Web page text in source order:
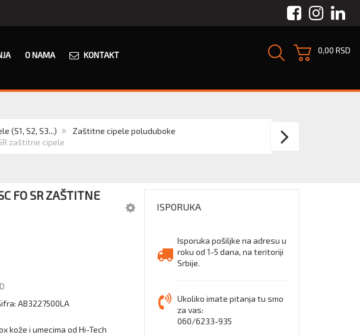
Facebook
O NAMA KONTAKT 0,00 RSD
(S1, S2, S3...)
Zaštitne cipele poluduboke
SR zaštitne cipele
49002
FO SR ZAŠTITNE
AB3227500LA
kože i umecima od Hi-Tech
ISPORUKA
Isporuka pošiljke na adresu u
roku od 1-5 dana, na teritoriji
Srbije.
Ukoliko imate pitanja tu smo
za vas:
060/6233-935